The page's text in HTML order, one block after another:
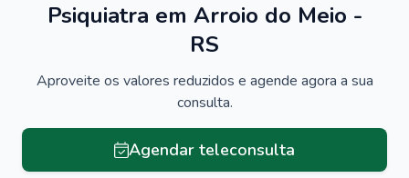
Psiquiatra em Arroio do Meio -
RS
Aproveite os valores reduzidos e agende agora a sua
consulta.
Agendar teleconsulta